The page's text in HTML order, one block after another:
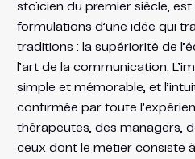
stoïcien du premier siècle, est
formulations d’une idée qui
traditions : la supériorité de
l’art de la communication.
simple et mémorable, et
confirmée par toute
thérapeutes, des managers,
ceux dont le métier consiste